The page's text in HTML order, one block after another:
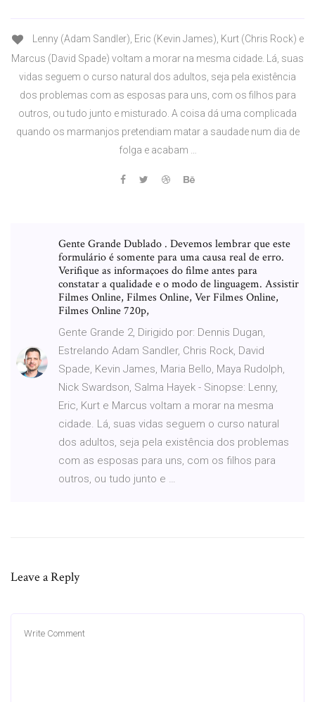
Lenny (Adam Sandler), Eric (Kevin James), Kurt (Chris Rock) e
Marcus (David Spade) voltam a morar na mesma cidade. Lá, suas
vidas seguem o curso natural dos adultos, seja pela existência
dos problemas com as esposas para uns, com os filhos para
outros, ou tudo junto e misturado. A coisa dá uma complicada
quando os marmanjos pretendiam matar a saudade num dia de
folga e acabam …
Gente Grande Dublado . Devemos lembrar que este
formulário é somente para uma causa real de erro.
Verifique as informaçoes do filme antes para
constatar a qualidade e o modo de linguagem. Assistir
Filmes Online, Filmes Online, Ver Filmes Online,
Filmes Online 720p,
Gente Grande 2, Dirigido por: Dennis Dugan,
Estrelando Adam Sandler, Chris Rock, David
Spade, Kevin James, Maria Bello, Maya Rudolph,
Nick Swardson, Salma Hayek - Sinopse: Lenny,
Eric, Kurt e Marcus voltam a morar na mesma
cidade. Lá, suas vidas seguem o curso natural
dos adultos, seja pela existência dos problemas
com as esposas para uns, com os filhos para
outros, ou tudo junto e …
Leave a Reply